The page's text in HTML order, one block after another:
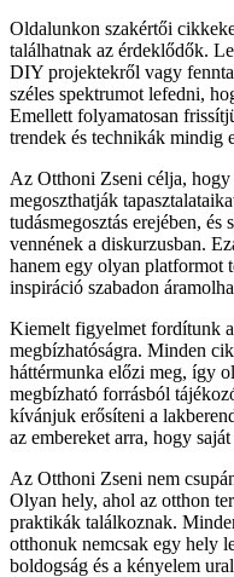
Oldalunkon szakértői
találhatnak az érdeklődők.
DIY projektekről vagy
széles spektrumot lefedni,
Emellett folyamatosan
trendek és technikák mindig
Az Otthoni Zseni célja, hogy
megoszthatják
tudásmegosztás erejében,
vennének a diskurzusban.
hanem egy olyan platformot
inspiráció szabadon
Kiemelt figyelmet fordítunk
megbízhatóságra. Minden
háttérmunka előzi meg, így
megbízható forrásból
kívánjuk erősíteni a
az embereket arra, hogy
Az Otthoni Zseni nem
Olyan hely, ahol az otthon
praktikák találkoznak.
otthonuk nemcsak egy hely
boldogság és a kényelem